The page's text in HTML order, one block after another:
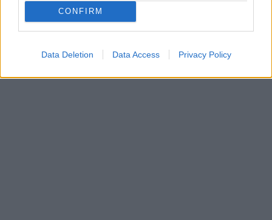
CONFIRM
Data Deletion Data Access Privacy Policy